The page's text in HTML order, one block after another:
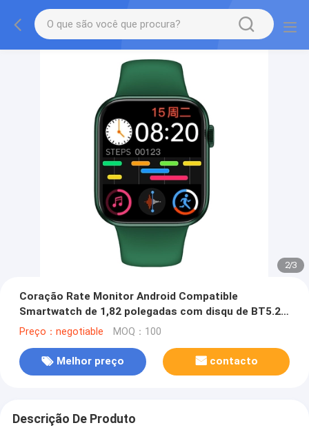
2/3
Coração Rate Monitor Android Compatible
Smartwatch de 1,82 polegadas com disqu de BT5.2
Bluetooth
Preço：negotiable MOQ：100
Melhor preço contacto
Descrição De Produto